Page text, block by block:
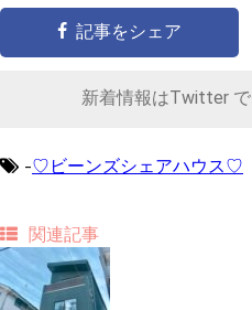
記事をシェア
新着情報はTwitter で
-♡ビーンズシェアハウス♡
関連記事